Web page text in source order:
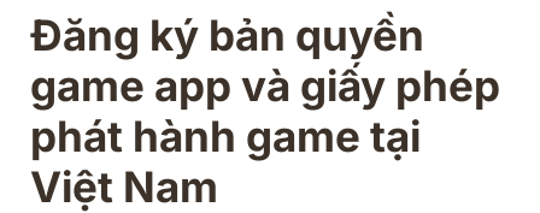
Đăng ký bản quyền
game app và giấy phép
phát hành game tại
Việt Nam